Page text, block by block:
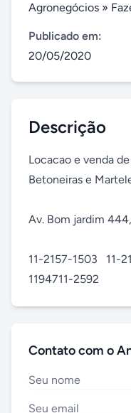
Agronegócios »
Publicado em:
20/05/2020
Descrição
Locacao e venda
Betoneiras e
Av. Bom jardim
11-2157-1503   11-
1194711-2592
Contato com o